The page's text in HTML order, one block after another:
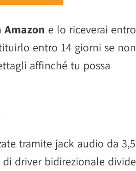
e lo riceverai entro
entro 14 giorni se non
affinché tu possa
tramite jack audio da 3,5
driver bidirezionale divide